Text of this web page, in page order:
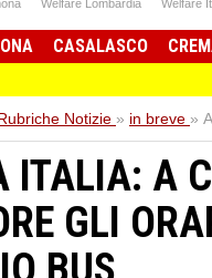
Welfare Lombardia Welfare
CASALASCO
Notizie » in breve »
ITALIA: A
GLI